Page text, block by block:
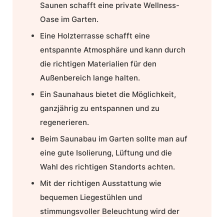
Saunen schafft eine private Wellness-
Oase im Garten.
Eine Holzterrasse schafft eine
entspannte Atmosphäre und kann durch
die richtigen Materialien für den
Außenbereich lange halten.
Ein Saunahaus bietet die Möglichkeit,
ganzjährig zu entspannen und zu
regenerieren.
Beim Saunabau im Garten sollte man auf
eine gute Isolierung, Lüftung und die
Wahl des richtigen Standorts achten.
Mit der richtigen Ausstattung wie
bequemen Liegestühlen und
stimmungsvoller Beleuchtung wird der